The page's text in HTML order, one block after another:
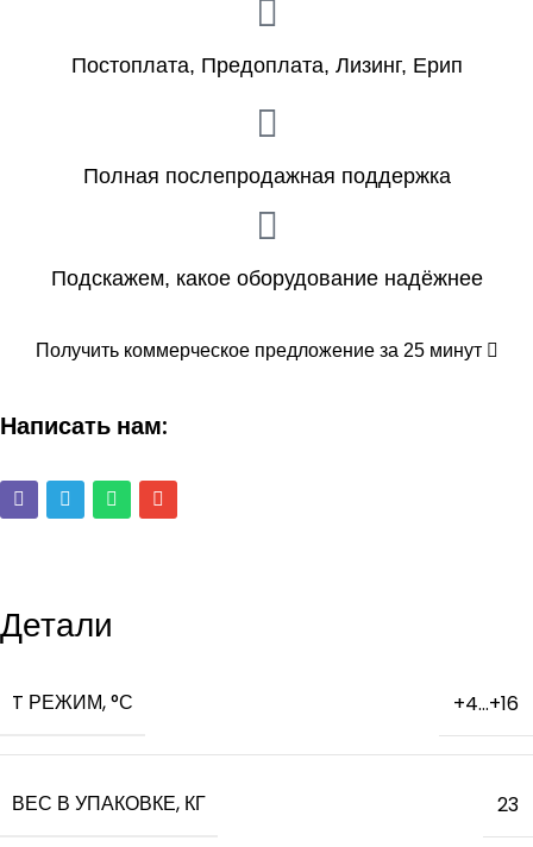
Постоплата, Предоплата, Лизинг, Ерип
Полная послепродажная поддержка
Подскажем, какое оборудование надёжнее
Получить коммерческое предложение за 25 минут
Написать нам:
Детали
T РЕЖИМ, °С +4…+16
ВЕС В УПАКОВКЕ, КГ 23